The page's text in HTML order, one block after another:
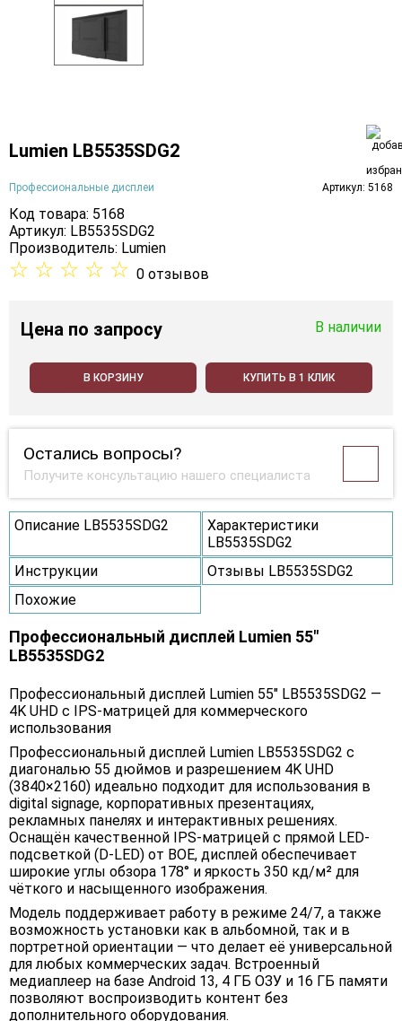
Lumien LB5535SDG2
Профессиональные дисплеи Артикул: 5168
Код товара: 5168
Артикул: LB5535SDG2
Производитель: Lumien
☆ ☆ ☆ ☆ ☆ 0 отзывов
Цена по запросу В наличии
В КОРЗИНУ КУПИТЬ В 1 КЛИК
Остались вопросы?
Получите консультацию нашего специалиста
Описание LB5535SDG2
Характеристики
LB5535SDG2
Инструкции
Отзывы LB5535SDG2
Похожие
Профессиональный дисплей Lumien 55"
LB5535SDG2
Профессиональный дисплей Lumien 55" LB5535SDG2 —
4K UHD с IPS-матрицей для коммерческого
использования
Профессиональный дисплей Lumien LB5535SDG2 с
диагональю 55 дюймов и разрешением 4K UHD
(3840×2160) идеально подходит для использования в
digital signage, корпоративных презентациях,
рекламных панелях и интерактивных решениях.
Оснащён качественной IPS-матрицей с прямой LED-
подсветкой (D-LED) от BOE, дисплей обеспечивает
широкие углы обзора 178° и яркость 350 кд/м² для
чёткого и насыщенного изображения.
Модель поддерживает работу в режиме 24/7, а также
возможность установки как в альбомной, так и в
портретной ориентации — что делает её универсальной
для любых коммерческих задач. Встроенный
медиаплеер на базе Android 13, 4 ГБ ОЗУ и 16 ГБ памяти
позволяют воспроизводить контент без
дополнительного оборудования.